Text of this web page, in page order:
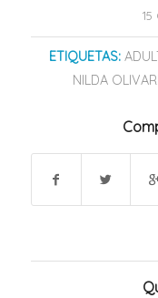
15
ETIQUETAS:
NILDA